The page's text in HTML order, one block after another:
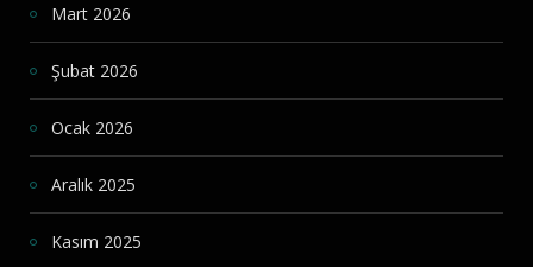
Mart 2026
Şubat 2026
Ocak 2026
Aralık 2025
Kasım 2025